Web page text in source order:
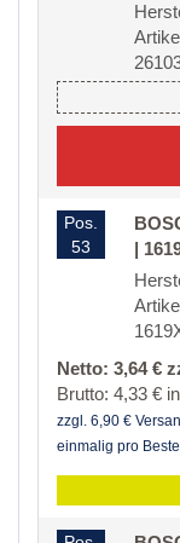
Pos.
53
|
Netto: 3,64 €
Brutto: 4,33 €
zzgl. 6,90 €
einmalig pro